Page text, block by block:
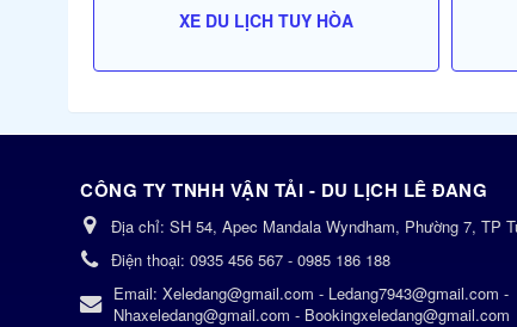
XE DU LỊCH TUY HÒA
CÔNG TY TNHH VẬN TẢI - DU LỊCH LÊ ĐANG
Địa chỉ: SH 54, Apec Mandala Wyndham, Phường 7, TP
Điện thoại: 0935 456 567 - 0985 186 188
Email: Xeledang@gmail.com - Ledang7943@gmail.com -
Nhaxeledang@gmail.com - Bookingxeledang@gmail.com